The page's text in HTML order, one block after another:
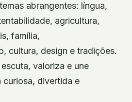
abrangentes: língua,
agricultura,
família,
cultura, design e tradições.
valoriza e une
curiosa, divertida e